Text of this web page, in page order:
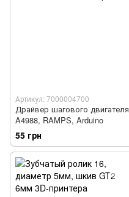
Артикул: 7000004700
Драйвер шагового двигателя
A4988, RAMPS, Arduino
55 грн